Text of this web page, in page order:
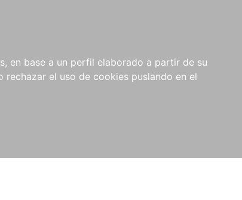
en base a un perfil elaborado a partir de su
rechazar el uso de cookies puslando en el
NOVEDADES NOTICIAS
COMPRAS
INSTITUCIONALES